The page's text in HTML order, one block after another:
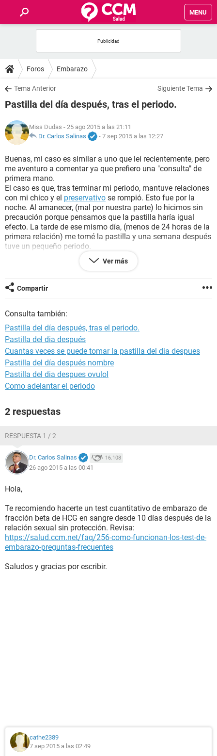
MENU
FOROS
SALUD
NUTRICIÓN
BIENESTAR
SEXUALIDAD
GLOSARIO
Foros Embarazo
Tema Anterior Siguiente Tema
Pastilla del día después, tras el periodo.
Miss Dudas - 25 ago 2015 a las 21:11
Dr. Carlos Salinas
- 7 sep 2015 a las 12:27
Buenas, mi caso es similar a uno que leí recientemente, pero
me aventuro a comentar ya que prefiero una "consulta" de
primera mano.
El caso es que, tras terminar mi periodo, mantuve relaciones
con mi chico y el preservativo se rompió. Esto fue por la
noche. Al amanecer, (mal por nuestra parte) lo hicimos sin
precaución porque pensamos que la pastilla haría igual
efecto. La tarde de ese mismo día, (menos de 24 horas de la
primera relación) me tomé la pastilla y una semana después
tuve un pequeño periodo.
De esto hace ya casi un mes y andamos preocupados
porque mi semana normal de periodo ya ha pasado y sigo
¿Podría estar embarazada?
Ver más
Compartir
Consulta también:
Pastilla del día después, tras el periodo.
Pastilla del dia después
Cuantas veces se puede tomar la pastilla del dia despues
Pastilla del día después nombre
Pastilla del dia despues ovulol
Como adelantar el periodo
2 respuestas
RESPUESTA 1 / 2
Dr. Carlos Salinas 16.108
26 ago 2015 a las 00:41
Hola,
Te recomiendo hacerte un test cuantitativo de embarazo de
fracción beta de HCG en sangre desde 10 días después de la
relación sexual sin protección. Revisa:
https://salud.ccm.net/faq/256-como-funcionan-los-test-de-
embarazo-preguntas-frecuentes
Saludos y gracias por escribir.
cathe2389
7 sep 2015 a las 02:49